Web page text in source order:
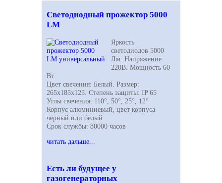
Светодиодный прожектор 5000
LM
Яркость
светодиодов 5000
Лм. Напряжение
220В. Мощность 60
Вт.
Цвет свечения: Белый. Размер:
265х185х125. Степень защиты: IP 65
Углы свечения: 110°, 50°, 25°, 12°
Корпус алюминиевый, цвет корпуса
чёрный или белый
Срок службы: 80000 часов
читать дальше...
Есть ли будущее у
газогенераторных